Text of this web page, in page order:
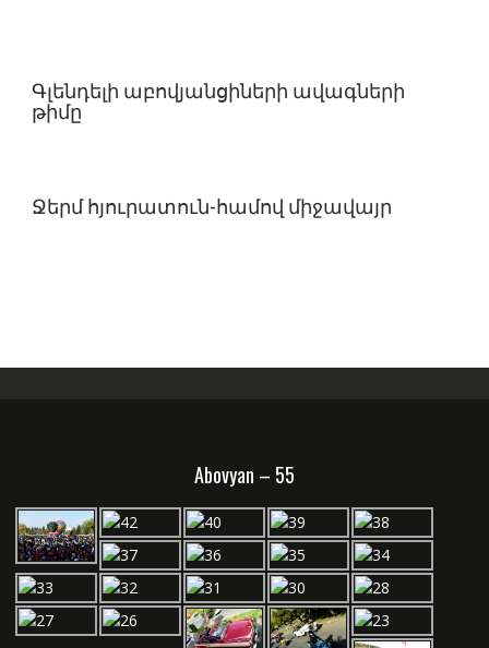
Գլենդելի աբովյանցիների ավագների
թիմը
Ջերմ հյուրատուն-համով միջավայր
Abovyan – 55